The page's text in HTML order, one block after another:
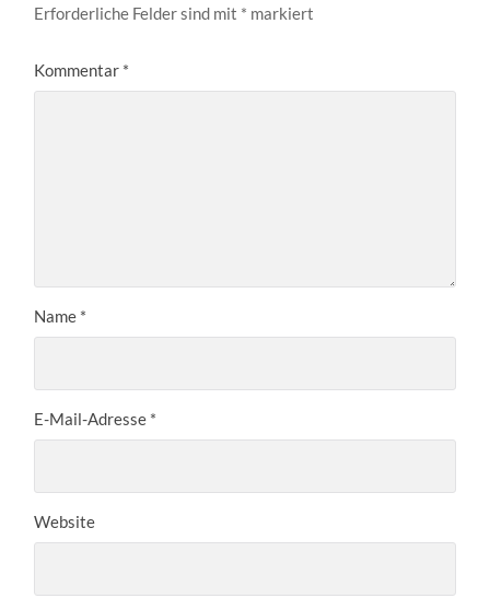
Erforderliche Felder sind mit * markiert
Kommentar *
Name *
E-Mail-Adresse *
Website